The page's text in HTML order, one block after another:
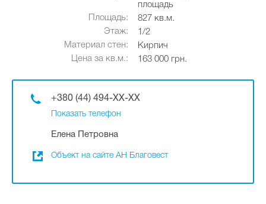
площадь
Площадь:
827 кв.м.
Этаж:
1/2
Материал стен:
Кирпич
Цена за кв.м.:
163 000 грн.
+380 (44) 494-XX-XX
Показать телефон
Елена Петровна
Объект на сайте АН Благовест